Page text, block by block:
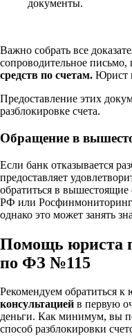
документы.
Важно собрать все
сопроводительное письмо,
средств по счетам. Юрист
Предоставление этих
разблокировке счета.
Обращение в
Если банк отказывается
предоставляет
обратиться в
РФ или
однако это может занять
Помощь юриста
по ФЗ №115
Рекомендуем обратиться к
консультацией в первую
деньги. Как минимум, вы
способ разблокировки